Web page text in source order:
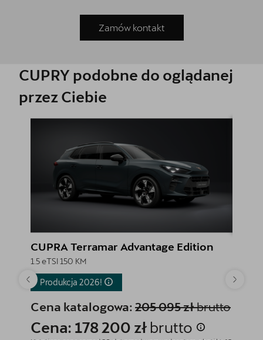
Zamów kontakt
CUPRY podobne do oglądanej
przez Ciebie
CUPRA Terramar Advantage Edition
1.5 eTSI 150 KM
Produkcja 2026!
Cena katalogowa: 205 095 złbrutto
Cena: 178 200 zł brutto